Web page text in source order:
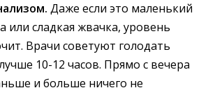
Даже если это маленький
или сладкая жвачка, уровень
Врачи советуют голодать
10-12 часов. Прямо с вечера
и больше ничего не